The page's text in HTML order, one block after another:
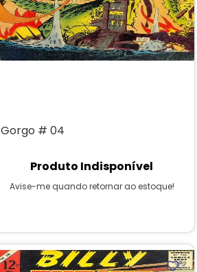
Gorgo # 04
Produto Indisponível
Avise-me quando retornar ao estoque!